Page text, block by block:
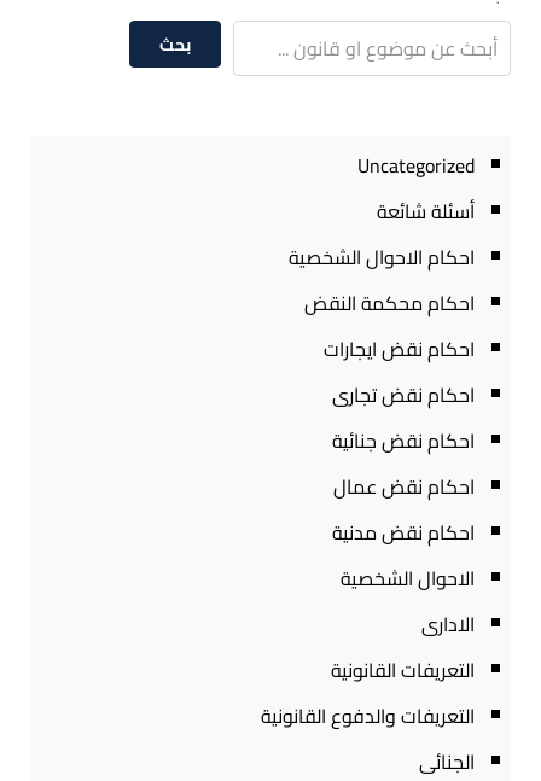
بحث
Uncategorized
أسئلة شائعة
احكام الاحوال الشخصية
احكام محكمة النقض
احكام نقض ايجارات
احكام نقض تجارى
احكام نقض جنائية
احكام نقض عمال
احكام نقض مدنية
الاحوال الشخصية
الادارى
التعريفات القانونية
التعريفات والدفوع القانونية
الجنائى